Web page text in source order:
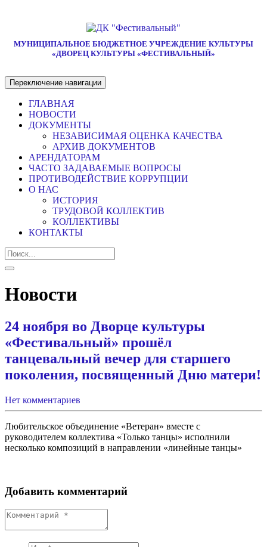
МУНИЦИПАЛЬНОЕ БЮДЖЕТНОЕ УЧРЕЖДЕНИЕ КУЛЬТУРЫ
«ДВОРЕЦ КУЛЬТУРЫ «ФЕСТИВАЛЬНЫЙ»
Переключение навигации
ГЛАВНАЯ
НОВОСТИ
ДОКУМЕНТЫ
НЕЗАВИСИМАЯ ОЦЕНКА КАЧЕСТВА
АРХИВ ДОКУМЕНТОВ
АРЕНДАТОРАМ
ЧАСТО ЗАДАВАЕМЫЕ ВОПРОСЫ
ПРОТИВОДЕЙСТВИЕ КОРРУПЦИИ
О НАС
ИСТОРИЯ
ТРУДОВОЙ КОЛЛЕКТИВ
КОЛЛЕКТИВЫ
КОНТАКТЫ
Новости
24 ноября во Дворце культуры
«Фестивальный» прошёл
танцевальный вечер для старшего
поколения, посвященный Дню матери!
Нет комментариев
Любительское объединение «Ветеран» вместе с
руководителем коллектива «Только танцы» исполнили
несколько композиций в направлении «линейные танцы»
Добавить комментарий